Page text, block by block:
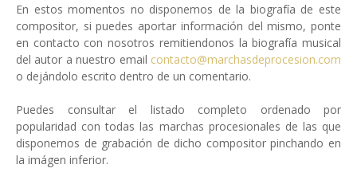
En estos momentos no disponemos de la biografía de este
compositor, si puedes aportar información del mismo, ponte
en contacto con nosotros remitiendonos la biografía musical
del autor a nuestro email contacto@marchasdeprocesion.com
o dejándolo escrito dentro de un comentario.
Puedes consultar el listado completo ordenado por
popularidad con todas las marchas procesionales de las que
disponemos de grabación de dicho compositor pinchando en
la imágen inferior.